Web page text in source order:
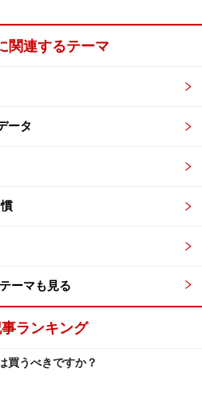
分以外の誰かにお金を使うこ
なかできません。自分のこと
らです。
お金を使ったり、時には寄付
他の誰かを気遣うことができ
が少ないし、100万円も貯める
がない」という人もよくいら
関連するテーマ
ータ
ーマも見る
ランキング
買うべきですか？